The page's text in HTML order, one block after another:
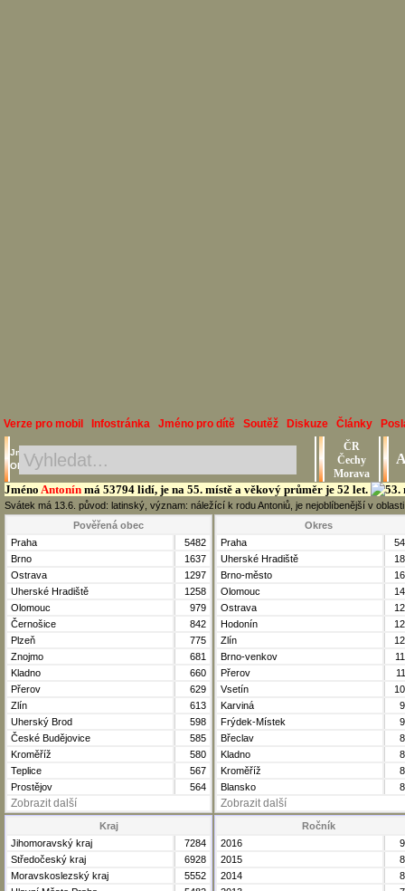
Verze pro mobil Infostránka Jméno pro dítě Soutěž Diskuze Články
Jméno Antonín má 53794 lidí, je na 55. místě a věkový průměr je 52 let.
Svátek má 13.6. původ: latinský, význam: náležící k rodu Antoniů, je nejoblíbenější v
Jméno, Příjmení, Obec
Okres, Kraj, Ročník
ČR
Čechy
Morava
Pověřená obec
Praha
5482
Brno
1637
Ostrava
1297
Uherské Hradiště
1258
Olomouc
979
Černošice
842
Plzeň
775
Znojmo
681
Kladno
660
Přerov
629
Zlín
613
Uherský Brod
598
České Budějovice
585
Kroměříž
580
Teplice
567
Prostějov
564
Zobrazit další
Okres
Praha
Uherské Hradiště
Brno-město
Olomouc
Ostrava
Hodonín
Zlín
Brno-venkov
Přerov
Vsetín
Karviná
Frýdek-Místek
Břeclav
Kladno
Kroměříž
Blansko
Zobrazit další
Kraj
Jihomoravský kraj
7284
Středočeský kraj
6928
Moravskoslezský kraj
5552
Ročník
2016
2015
2014